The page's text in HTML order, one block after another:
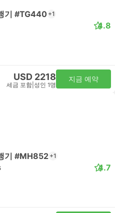
기 #TG440 +1
4.8
USD 2218
세금 포함 성인 1명
지금 예약
기 #MH852 +1
4.7